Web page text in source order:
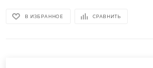
В ИЗБРАННОЕ СРАВНИТЬ